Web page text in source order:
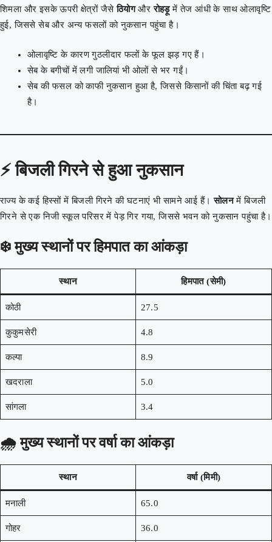
शिमला और इसके ऊपरी क्षेत्रों जैसेठियोगऔररोहड़ूमें तेज आंधी के साथ ओलावृष्टि
हुई, जिससे सेब और अन्य फसलों को नुकसान पहुंचा है।
ओलावृष्टि के कारण गुठलीदार फलों के फूल झड़ गए हैं।
सेब के बगीचों में लगी जालियां भी ओलों से भर गईं।
सेब की फसल को काफी नुकसान हुआ है, जिससे किसानों की चिंता बढ़ गई
है।
⚡बिजली गिरने से हुआ नुकसान
राज्य के कई हिस्सों में बिजली गिरने की घटनाएं भी सामने आई हैं।सोलनमें बिजली
गिरने से एक निजी स्कूल परिसर में पेड़ गिर गया, जिससे भवन को नुकसान पहुंचा है।
❄️मुख्य स्थानों पर हिमपात का आंकड़ा
स्थान हिमपात (सेमी)
कोठी 27.5
कुकुमसेरी 4.8
कल्पा 8.9
खदराला 5.0
सांगला 3.4
🌧️मुख्य स्थानों पर वर्षा का आंकड़ा
स्थान वर्षा (मिमी)
मनाली 65.0
गोहर 36.0